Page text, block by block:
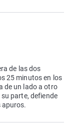
de las dos
25 minutos en los
de un lado a otro
parte, defiende
apuros.